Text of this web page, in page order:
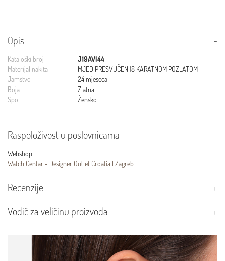
Opis
Kataloški broj
J19AVI44
Materijal nakita
MJED PRESVUČEN 18 KARATNOM POZLATOM
Jamstvo
24 mjeseca
Boja
Zlatna
Spol
Žensko
Raspoloživost u poslovnicama
Webshop
Watch Centar - Designer Outlet Croatia | Zagreb
Recenzije
Vodič za veličinu proizvoda